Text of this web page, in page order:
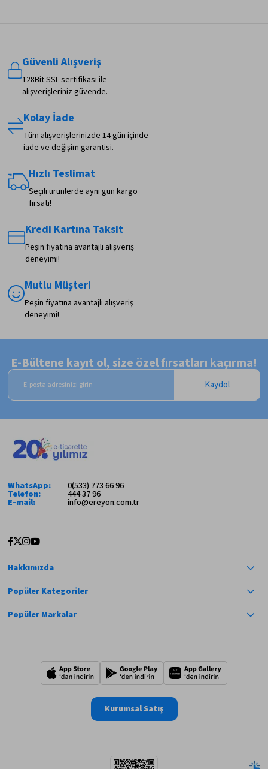
Güvenli Alışveriş
128Bit SSL sertifikası ile
alışverişleriniz güvende.
Kolay İade
Tüm alışverişlerinizde 14 gün içinde
iade ve değişim garantisi.
Hızlı Teslimat
Seçili ürünlerde aynı gün kargo
fırsatı!
Kredi Kartına Taksit
Peşin fiyatına avantajlı alışveriş
deneyimi!
Mutlu Müşteri
Peşin fiyatına avantajlı alışveriş
deneyimi!
E-Bültene kayıt ol, size özel fırsatları kaçırma!
Kaydol
WhatsApp: 0(533) 773 66 96
Telefon: 444 37 96
E-mail: info@ereyon.com.tr
Hakkımızda
Popüler Kategoriler
Popüler Markalar
Kurumsal Satış